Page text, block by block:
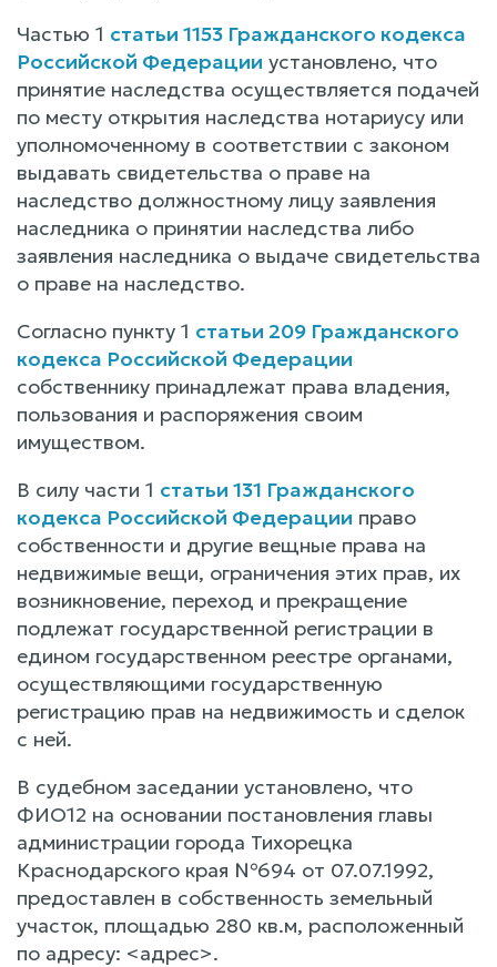
Частью 1 статьи 1153 Гражданского кодекса
Российской Федерации установлено, что
принятие наследства осуществляется подачей
по месту открытия наследства нотариусу или
уполномоченному в соответствии с законом
выдавать свидетельства о праве на
наследство должностному лицу заявления
наследника о принятии наследства либо
заявления наследника о выдаче свидетельства
о праве на наследство.
Согласно пункту 1 статьи 209 Гражданского
кодекса Российской Федерации
собственнику принадлежат права владения,
пользования и распоряжения своим
имуществом.
В силу части 1 статьи 131 Гражданского
кодекса Российской Федерации право
собственности и другие вещные права на
недвижимые вещи, ограничения этих прав, их
возникновение, переход и прекращение
подлежат государственной регистрации в
едином государственном реестре органами,
осуществляющими государственную
регистрацию прав на недвижимость и сделок
с ней.
В судебном заседании установлено, что
ФИО12 на основании постановления главы
администрации города Тихорецка
Краснодарского края №694 от 07.07.1992,
предоставлен в собственность земельный
участок, площадью 280 кв.м, расположенный
по адресу: <адрес>.